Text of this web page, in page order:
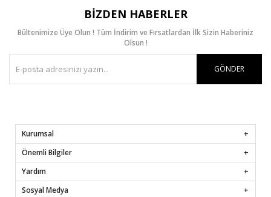
BIZDEN HABERLER
Bültenimize Üye Olun ! Tüm İndirim ve Fırsatlardan İlk Sizin Haberiniz
Olsun !
GÖNDER
Kurumsal
Önemli Bilgiler
Yardım
Sosyal Medya